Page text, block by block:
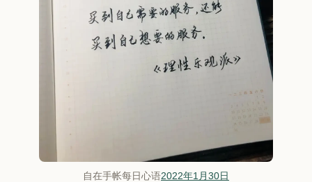
自在手帐每日心语2022年1月30日